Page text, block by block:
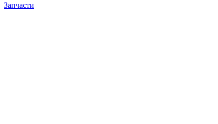
Запчасти